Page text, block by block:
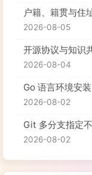
户籍、籍贯与住
2026-08-05
开源协议与知识
2026-08-04
Go 语言环境安
2026-08-02
Git 多分支指定
2026-08-02